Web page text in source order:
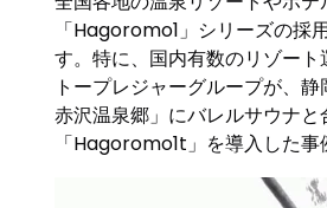
「Hagoromo1」シリーズの採
す。特に、国内有数のリゾート
トープレジャーグループが、
赤沢温泉郷」にバレルサウナと
「Hagoromo1t」を導入した事